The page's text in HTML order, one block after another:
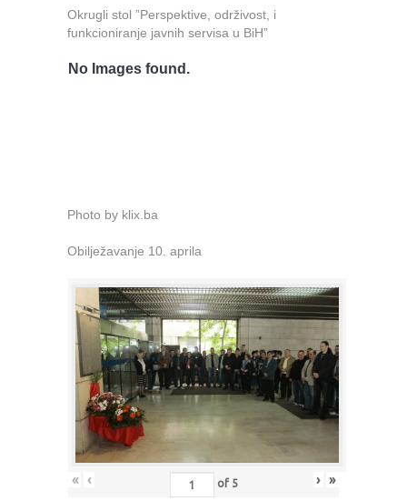
Okrugli stol ”Perspektive, održivost, i
funkcioniranje javnih servisa u BiH”
No Images found.
Photo by klix.ba
Obilježavanje 10. aprila
« ‹ of 5 › »